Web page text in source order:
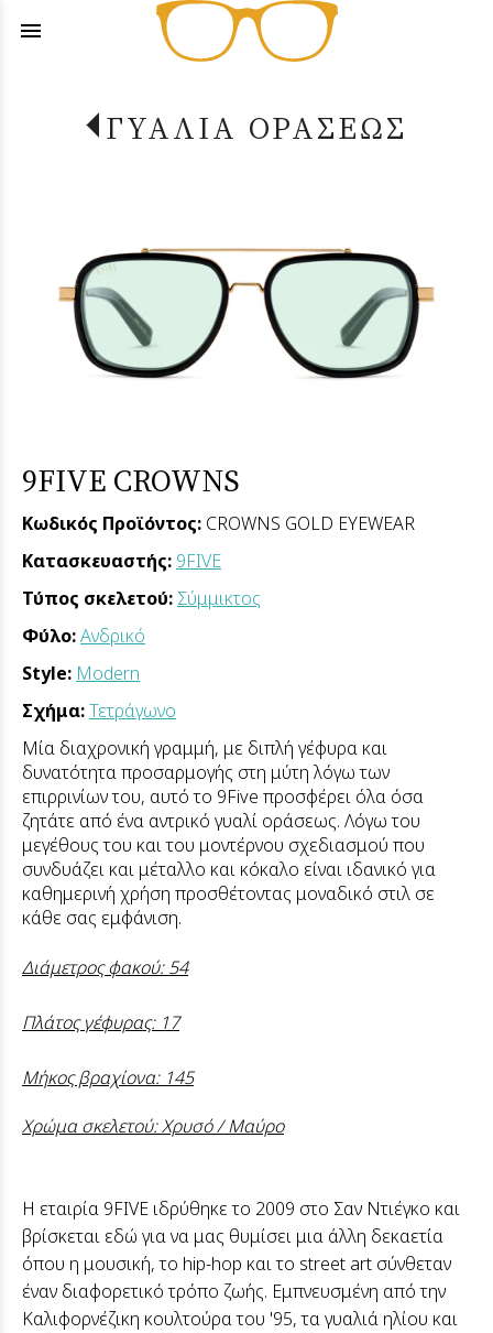
menu
ΓΥΑΛΙΑ ΟΡΑΣΕΩΣ
9FIVE CROWNS
Κωδικός Προϊόντος: CROWNS GOLD EYEWEAR
Κατασκευαστής: 9FIVE
Τύπος σκελετού: Σύμμικτος
Φύλο:Ανδρικό
Style: Modern
Σχήμα:Τετράγωνο
Μία διαχρονική γραμμή, με διπλή γέφυρα και
δυνατότητα προσαρμογής στη μύτη λόγω των
επιρρινίων του, αυτό το 9Five προσφέρει όλα όσα
ζητάτε από ένα αντρικό γυαλί οράσεως. Λόγω του
μεγέθους του και του μοντέρνου σχεδιασμού που
συνδυάζει και μέταλλο και κόκαλο είναι ιδανικό για
καθημερινή χρήση προσθέτοντας μοναδικό στιλ σε
κάθε σας εμφάνιση.
Διάμετρος φακού: 54
Πλάτος γέφυρας: 17
Μήκος βραχίονα: 145
Χρώμα σκελετού: Χρυσό / Μαύρο
Η εταιρία 9FIVE ιδρύθηκε το 2009 στο Σαν Ντιέγκο και
βρίσκεται εδώ για να μας θυμίσει μια άλλη δεκαετία
όπου η μουσική, το hip-hop και το street art σύνθεταν
έναν διαφορετικό τρόπο ζωής. Εμπνευσμένη από την
Καλιφορνέζικη κουλτούρα του '95, τα γυαλιά ηλίου και